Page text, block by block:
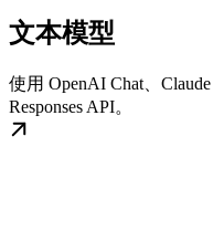
文本模型
使用 OpenAI Chat、
Responses API。